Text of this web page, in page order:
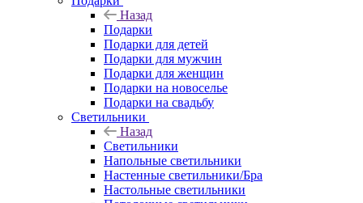
Назад
Подарки
Подарки для детей
Подарки для мужчин
Подарки для женщин
Подарки на новоселье
Подарки на свадьбу
Светильники
Назад
Светильники
Напольные светильники
Настенные светильники/Бра
Настольные светильники